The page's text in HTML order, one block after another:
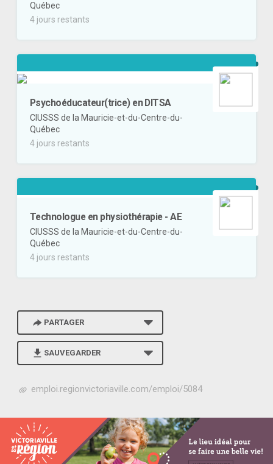
Québec
4 jours restants
Psychoéducateur(trice) en DITSA
CIUSSS de la Mauricie-et-du-Centre-du-
Québec
4 jours restants
Technologue en physiothérapie - AE
CIUSSS de la Mauricie-et-du-Centre-du-
Québec
4 jours restants
PARTAGER
SAUVEGARDER
h
p
s
:
/
emploi.regionvictoriaville.com/emploi/5084